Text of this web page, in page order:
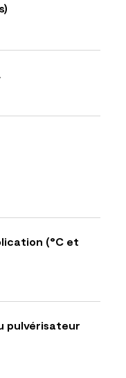
(°C et
pulvérisateur